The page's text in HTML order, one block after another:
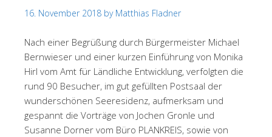
16. November 2018 by Matthias Fladner
Nach einer Begrüßung durch Bürgermeister Michael
Bernwieser und einer kurzen Einführung von Monika
Hirl vom Amt für Ländliche Entwicklung, verfolgten die
rund 90 Besucher, im gut gefüllten Postsaal der
wunderschönen Seeresidenz, aufmerksam und
gespannt die Vorträge von Jochen Gronle und
Susanne Dorner vom Büro PLANKREIS, sowie von